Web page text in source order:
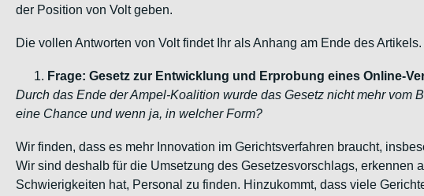
der Position von Volt geben.
Die vollen Antworten von Volt findet Ihr als Anhang am Ende des Artikels.
Frage: Gesetz zur Entwicklung und Erprobung eines Online-
Durch das Ende der Ampel-Koalition wurde das Gesetz nicht mehr
eine Chance und wenn ja, in welcher Form?
Wir finden, dass es mehr Innovation im Gerichtsverfahren braucht,
Wir sind deshalb für die Umsetzung des Gesetzesvorschlags,
Schwierigkeiten hat, Personal zu finden. Hinzukommt, dass viele